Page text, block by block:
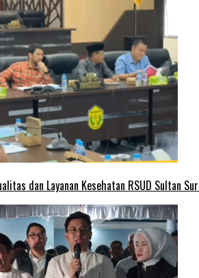
dan Layanan Kesehatan RSUD Sultan